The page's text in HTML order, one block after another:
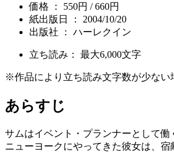
価格 ： 550円 / 660円
紙出版日 ： 2004/10/20
出版社 ： ハーレクイン
立ち読み： 最大6,000文字
※作品により立ち読み文字数が少ない
あらすじ
サムはイベント・プランナーとして働
ニューヨークにやってきた彼女は、宿